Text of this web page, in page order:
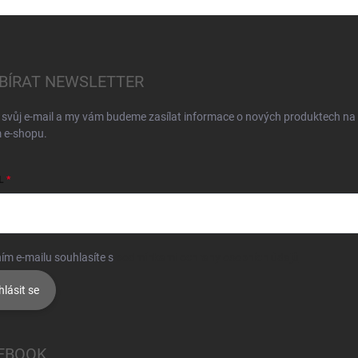
NEWSLETTER
e-mail a my vám budeme zasílat informace o nových produktech na
e-shopu.
e-mailu souhlasíte s
se